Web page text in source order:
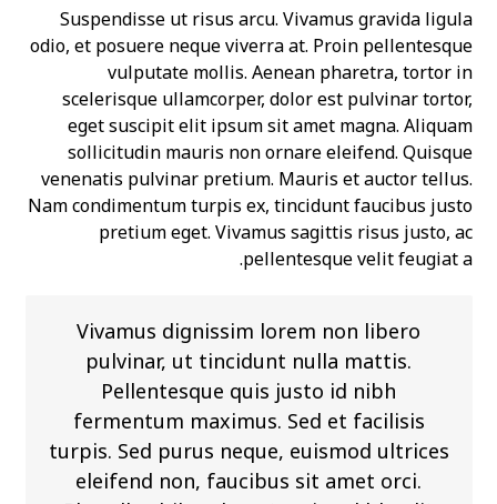
Suspendisse ut risus arcu. Vivamus gravida ligula
odio, et posuere neque viverra at. Proin pellentesque
vulputate mollis. Aenean pharetra, tortor in
scelerisque ullamcorper, dolor est pulvinar tortor,
eget suscipit elit ipsum sit amet magna. Aliquam
sollicitudin mauris non ornare eleifend. Quisque
venenatis pulvinar pretium. Mauris et auctor tellus.
Nam condimentum turpis ex, tincidunt faucibus justo
pretium eget. Vivamus sagittis risus justo, ac
pellentesque velit feugiat a.
Vivamus dignissim lorem non libero
pulvinar, ut tincidunt nulla mattis.
Pellentesque quis justo id nibh
fermentum maximus. Sed et facilisis
turpis. Sed purus neque, euismod ultrices
eleifend non, faucibus sit amet orci.